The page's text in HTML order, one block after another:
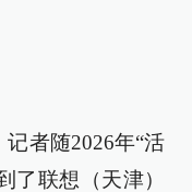
记者随2026年“活
了联想（天津）